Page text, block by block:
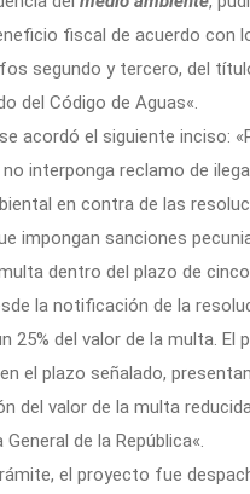
fiscal de acuerdo con
segundo y tercero, del
del Código de Aguas«.
acordó el siguiente inciso:
interponga reclamo de
en contra de las
impongan sanciones
dentro del plazo de
la notificación de la
25% del valor de la multa. El
el plazo señalado,
del valor de la multa
de la República«.
el proyecto fue